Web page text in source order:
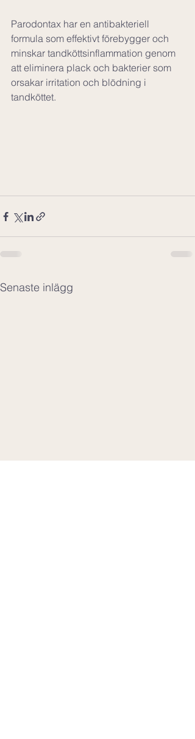
Parodontax har en antibakteriell
formula som effektivt förebygger och
minskar tandköttsinflammation genom
att eliminera plack och bakterier som
orsakar irritation och blödning i
tandköttet.
Senaste inlägg